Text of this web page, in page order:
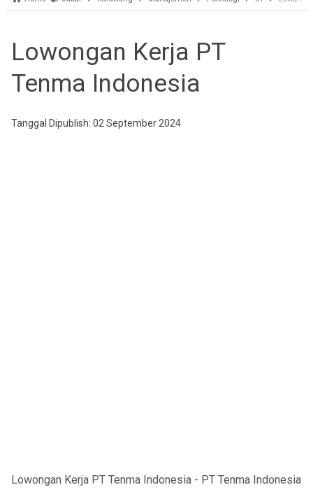
Lowongan Kerja PT
Tenma Indonesia
Tanggal Dipublish: 02 September 2024
Lowongan Kerja PT Tenma Indonesia - PT Tenma Indonesia